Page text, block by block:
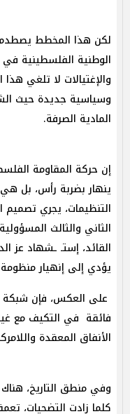
لكن هذا المخطط يصطدم
الوطنية الفلسطينية في
والإغتيالات لا تلغي
وسياسية جديدة حيث
المادية الصرفة.
إن حركة المقاومة
ينهار بضربة رأس، بل
التنظيمات، يجري
الثاني والثالث
القائد، إستـ ـشهاد عز
يؤدي إلى إنهيار
على العكس، فإن شبكة
فائقة في التكيف مع
الأنفاق المعقدة
وفي منطق التاريخ،
كلما زادت التضحيات،